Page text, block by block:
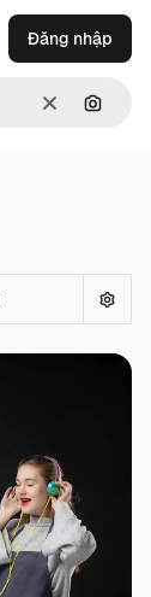
ThôngTìm
Đăng nhập